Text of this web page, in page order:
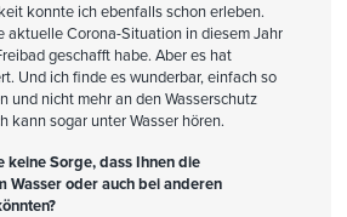
konnte ich ebenfalls schon erleben.
aktuelle Corona-Situation in diesem Jahr
geschafft habe. Aber es hat
Und ich finde es wunderbar, einfach so
und nicht mehr an den Wasserschutz
kann sogar unter Wasser hören.
keine Sorge, dass Ihnen die
Wasser oder auch bei anderen